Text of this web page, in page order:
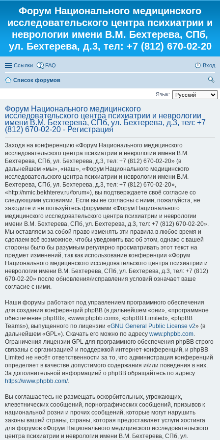
Форум Национального медицинского
исследовательского центра психиатрии и
неврологии имени В.М. Бехтерева, СПб,
ул. Бехтерева, д.3, тел: +7 (812) 670-02-20
Ссылки FAQ Вход
Список форумов
ои
Язык:
Форум Национального медицинского
исследовательского центра психиатрии и неврологии
имени В.М. Бехтерева, СПб, ул. Бехтерева, д.3, тел: +7
(812) 670-02-20 - Регистрация
Заходя на конференцию «Форум Национального медицинского
исследовательского центра психиатрии и неврологии имени В.М.
Бехтерева, СПб, ул. Бехтерева, д.3, тел: +7 (812) 670-02-20» (в
дальнейшем «мы», «наш», «Форум Национального медицинского
исследовательского центра психиатрии и неврологии имени В.М.
Бехтерева, СПб, ул. Бехтерева, д.3, тел: +7 (812) 670-02-20»,
«http://nmic.bekhterev.ru/forum»), вы подтверждаете своё согласие со
следующими условиями. Если вы не согласны с ними, пожалуйста, не
заходите и не пользуйтесь форумами «Форум Национального
медицинского исследовательского центра психиатрии и неврологии
имени В.М. Бехтерева, СПб, ул. Бехтерева, д.3, тел: +7 (812) 670-02-20».
Мы оставляем за собой право изменять эти правила в любое время и
сделаем всё возможное, чтобы уведомить вас об этом, однако с вашей
стороны было бы разумным регулярно просматривать этот текст на
предмет изменений, так как использование конференции «Форум
Национального медицинского исследовательского центра психиатрии и
неврологии имени В.М. Бехтерева, СПб, ул. Бехтерева, д.3, тел: +7 (812)
670-02-20» после обновления/исправления условий означает ваше
согласие с ними.
Наши форумы работают под управлением программного обеспечения
для создания конференций phpBB (в дальнейшем «они», «программное
обеспечение phpBB», «www.phpbb.com», «phpBB Limited», «phpBB
Teams»), выпущенного по лицензии «GNU General Public License v2» (в
дальнейшем «GPL»). Скачать его можно по адресу www.phpbb.com.
Ограничения лицензии GPL для программного обеспечения phpBB строго
связаны с организацией и поддержкой интернет-конференций, и phpBB
Limited не несёт ответственности за то, что администрация конференций
определяет в качестве допустимого содержания и/или поведения в них.
За дополнительной информацией о phpBB обращайтесь по адресу
https://www.phpbb.com/.
Вы соглашаетесь не размещать оскорбительных, угрожающих,
клеветнических сообщений, порнографических сообщений, призывов к
национальной розни и прочих сообщений, которые могут нарушить
законы вашей страны, страны, которая предоставляет услуги хостинга
для форумов «Форум Национального медицинского исследовательского
центра психиатрии и неврологии имени В.М. Бехтерева, СПб, ул.